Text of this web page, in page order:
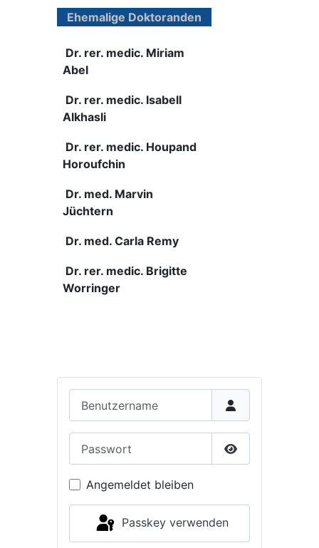
Passwort
Angemeldet bleiben
Passkey verwenden
Ehemalige Doktoranden
Dr. rer. medic. Miriam
Abel
Dr. rer. medic. Isabell
Alkhasli
Dr. rer. medic. Houpand
Horoufchin
Dr. med. Marvin
Jüchtern
Dr. med. Carla Remy
Dr. rer. medic. Brigitte
Worringer